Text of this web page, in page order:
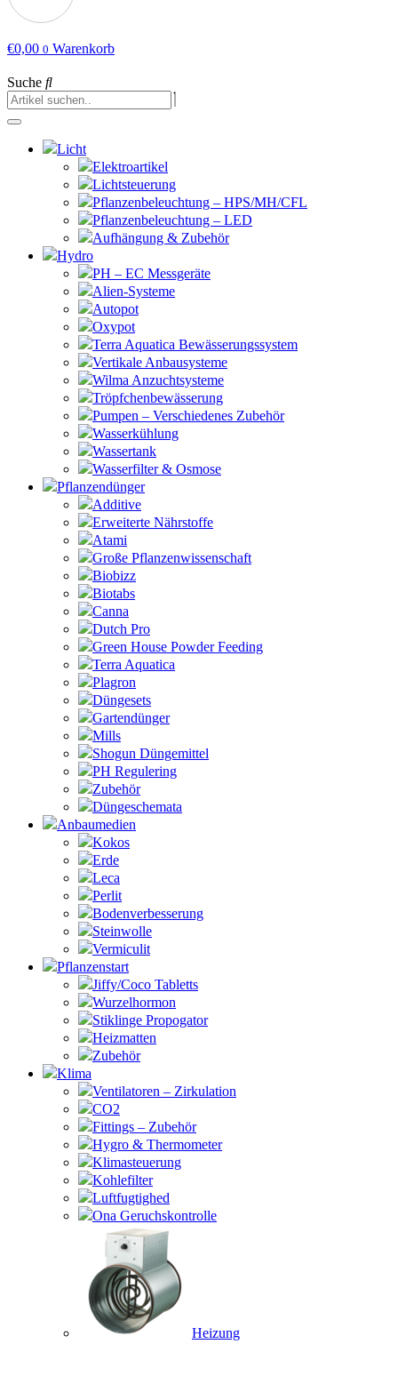
€0,00 0 Warenkorb
Suche
Licht
Elektroartikel
Lichtsteuerung
Pflanzenbeleuchtung – HPS/MH/CFL
Pflanzenbeleuchtung – LED
Aufhängung & Zubehör
Hydro
PH – EC Messgeräte
Alien-Systeme
Autopot
Oxypot
Terra Aquatica Bewässerungssystem
Vertikale Anbausysteme
Wilma Anzuchtsysteme
Tröpfchenbewässerung
Pumpen – Verschiedenes Zubehör
Wasserkühlung
Wassertank
Wasserfilter & Osmose
Pflanzendünger
Additive
Erweiterte Nährstoffe
Atami
Große Pflanzenwissenschaft
Biobizz
Biotabs
Canna
Dutch Pro
Green House Powder Feeding
Terra Aquatica
Plagron
Düngesets
Gartendünger
Mills
Shogun Düngemittel
PH Regulering
Zubehör
Düngeschemata
Anbaumedien
Kokos
Erde
Leca
Perlit
Bodenverbesserung
Steinwolle
Vermiculit
Pflanzenstart
Jiffy/Coco Tabletts
Wurzelhormon
Stiklinge Propogator
Heizmatten
Zubehör
Klima
Ventilatoren – Zirkulation
CO2
Fittings – Zubehör
Hygro & Thermometer
Klimasteuerung
Kohlefilter
Luftfugtighed
Ona Geruchskontrolle
Heizung